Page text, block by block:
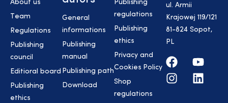
About us
Team
Regulations
Publishing
council
Editioral board
Publishing
ethics
General
informations
Publishing
manual
Publishing path
Download
Publishing
regulations
Publishing
ethics
Privacy and
Cookies Policy
Shop
regulations
ul. Armii
Krajowej 119/121
81-824 Sopot,
PL